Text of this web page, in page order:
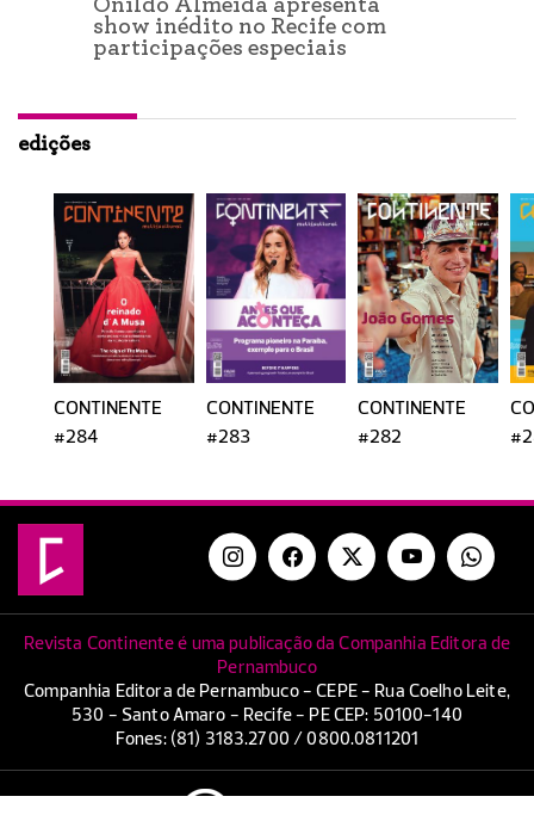
show inédito no Recife com
participações especiais
edições
CONTINENTE
#284
CONTINENTE
#283
CONTINENTE
#282
Revista Continente é uma publicação da Companhia Editora de
Pernambuco
Companhia Editora de Pernambuco - CEPE - Rua Coelho Leite,
530 - Santo Amaro - Recife - PE CEP: 50100-140
Fones: (81) 3183.2700 / 0800.0811201